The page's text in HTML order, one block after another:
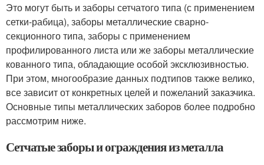
Это могут быть и заборы сетчатого типа (с применением
сетки-рабица), заборы металлические сварно-
секционного типа, заборы с применением
профилированного листа или же заборы металлические
кованного типа, обладающие особой эксклюзивностью.
При этом, многообразие данных подтипов также велико,
все зависит от конкретных целей и пожеланий заказчика.
Основные типы металлических заборов более подробно
рассмотрим ниже.
Сетчатые заборы и ограждения из металла